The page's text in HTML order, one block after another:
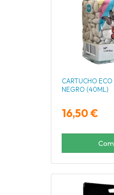
CARTUCHO
NEGRO (40ML)
16,50 €